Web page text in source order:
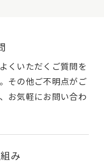
くいただくご質問を
その他ご不明点がご
お気軽にお問い合わ
み